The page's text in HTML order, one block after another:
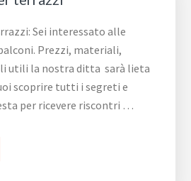
Sei interessato alle
Prezzi, materiali,
utili la nostra ditta sarà lieta
scoprire tutti i segreti e
per ricevere riscontri …